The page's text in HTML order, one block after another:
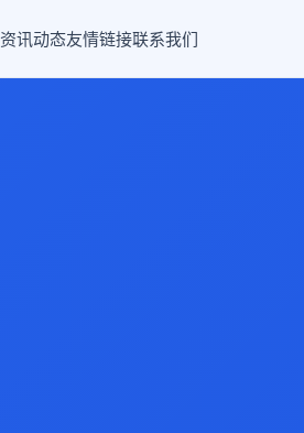
资讯动态友情链接联系我们